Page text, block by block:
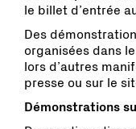
le billet d’entrée
Des
organisées dans
lors d’autres
presse ou sur le
Démonstrations